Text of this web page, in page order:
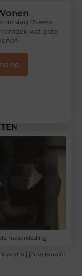
herenkleding
past bij jouw manier
de slag? Neem
ontdek wat onze
op